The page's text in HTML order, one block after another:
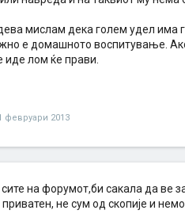
мислам дека голем удел има
е домашното воспитување.
иде лом ќе прави.
февруари 2013
на форумот,би сакала да ве
не сум од скопије и